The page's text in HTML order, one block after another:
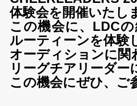
体験会を開催いたし
この機会に、LDC
ルーティーンを体験
オーディションに関
リーグチアリーダー
この機会にぜひ、ご